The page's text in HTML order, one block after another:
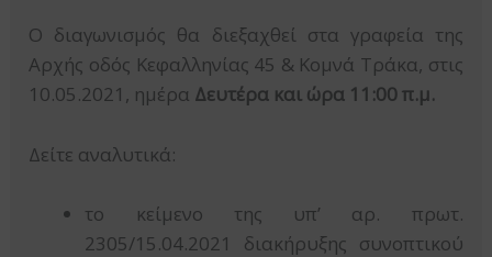
Ο διαγωνισμός θα διεξαχθεί στα γραφεία της
Αρχής οδός Κεφαλληνίας 45 & Κομνά Τράκα, στις
10.05.2021, ημέρα Δευτέρα και ώρα 11:00 π.μ.
Δείτε αναλυτικά:
το κείμενο της υπ’ αρ. πρωτ.
2305/15.04.2021 διακήρυξης συνοπτικού